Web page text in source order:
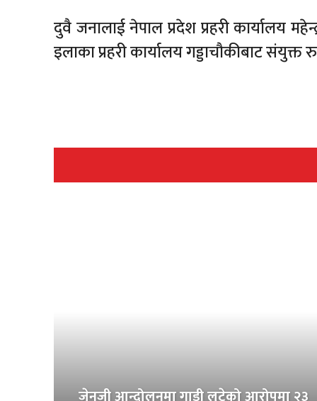
दुवै जनालाई नेपाल प्रदेश प्रहरी कार्यालय
इलाका प्रहरी कार्यालय गड्डाचौकीबाट